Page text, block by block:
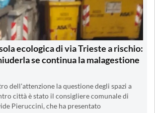
ecologica di via Trieste a rischio:
se continua la malagestione
dell'attenzione la questione degli spazi a
città è stato il consigliere comunale di
Pieruccini, che ha presentato